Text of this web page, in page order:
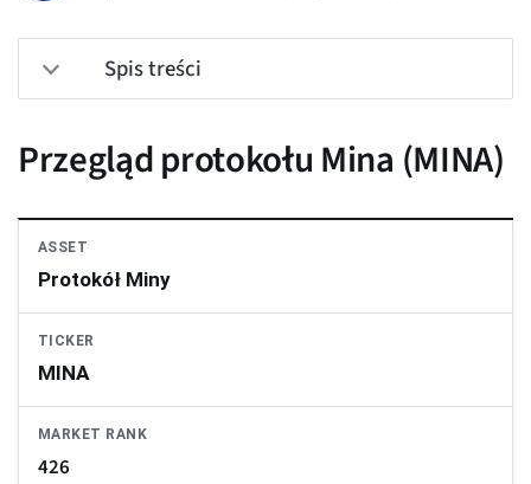
Spis treści
Przegląd protokołu Mina (MINA)
ASSET
Protokół Miny
TICKER
MINA
MARKET RANK
426